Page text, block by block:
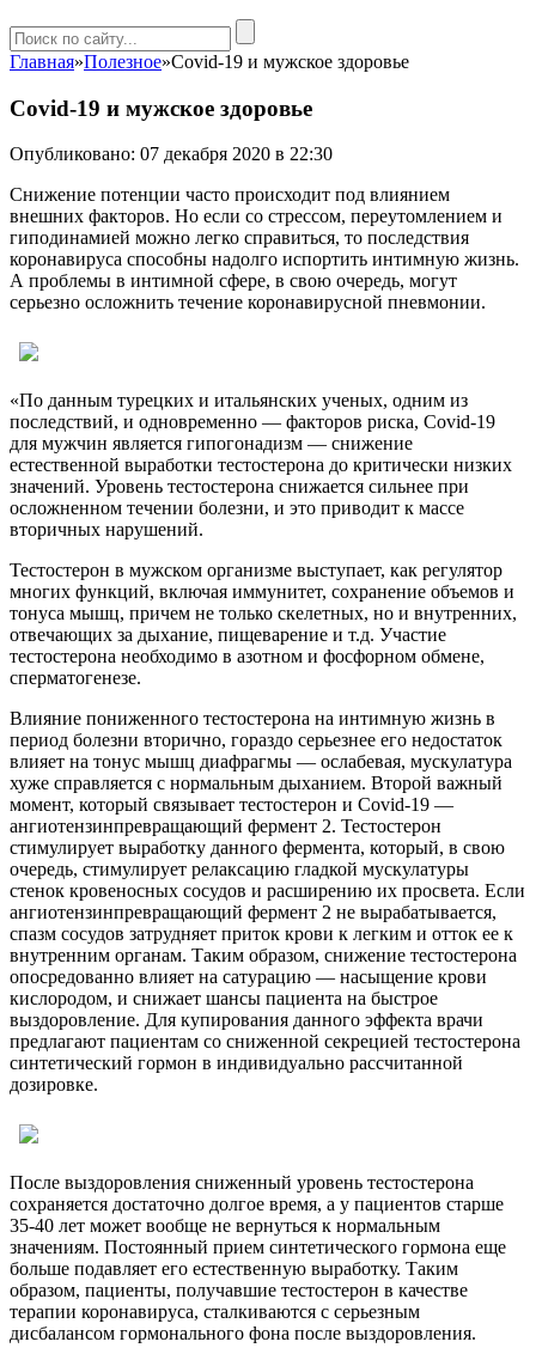
Главная»Полезное»Covid-19 и мужское здоровье
Covid-19 и мужское здоровье
Опубликовано: 07 декабря 2020 в 22:30
Снижение потенции часто происходит под влиянием
внешних факторов. Но если со стрессом, переутомлением и
гиподинамией можно легко справиться, то последствия
коронавируса способны надолго испортить интимную жизнь.
А проблемы в интимной сфере, в свою очередь, могут
серьезно осложнить течение коронавирусной пневмонии.
«По данным турецких и итальянских ученых, одним из
последствий, и одновременно — факторов риска, Covid-19
для мужчин является гипогонадизм — снижение
естественной выработки тестостерона до критически низких
значений. Уровень тестостерона снижается сильнее при
осложненном течении болезни, и это приводит к массе
вторичных нарушений.
Тестостерон в мужском организме выступает, как регулятор
многих функций, включая иммунитет, сохранение объемов и
тонуса мышц, причем не только скелетных, но и внутренних,
отвечающих за дыхание, пищеварение и т.д. Участие
тестостерона необходимо в азотном и фосфорном обмене,
сперматогенезе.
Влияние пониженного тестостерона на интимную жизнь в
период болезни вторично, гораздо серьезнее его недостаток
влияет на тонус мышц диафрагмы — ослабевая, мускулатура
хуже справляется с нормальным дыханием. Второй важный
момент, который связывает тестостерон и Covid-19 —
ангиотензинпревращающий фермент 2. Тестостерон
стимулирует выработку данного фермента, который, в свою
очередь, стимулирует релаксацию гладкой мускулатуры
стенок кровеносных сосудов и расширению их просвета. Если
ангиотензинпревращающий фермент 2 не вырабатывается,
спазм сосудов затрудняет приток крови к легким и отток ее к
внутренним органам. Таким образом, снижение тестостерона
опосредованно влияет на сатурацию — насыщение крови
кислородом, и снижает шансы пациента на быстрое
выздоровление. Для купирования данного эффекта врачи
предлагают пациентам со сниженной секрецией тестостерона
синтетический гормон в индивидуально рассчитанной
дозировке.
После выздоровления сниженный уровень тестостерона
сохраняется достаточно долгое время, а у пациентов старше
35-40 лет может вообще не вернуться к нормальным
значениям. Постоянный прием синтетического гормона еще
больше подавляет его естественную выработку. Таким
образом, пациенты, получавшие тестостерон в качестве
терапии коронавируса, сталкиваются с серьезным
дисбалансом гормонального фона после выздоровления.